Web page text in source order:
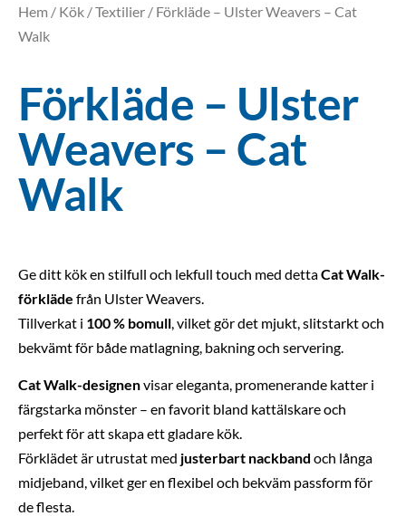
Hem / Kök /Textilier / Förkläde – Ulster Weavers – Cat
Walk
Förkläde – Ulster
Weavers – Cat
Walk
Ge ditt kök en stilfull och lekfull touch med dettaCat Walk-
förkläde från Ulster Weavers.
Tillverkat i 100 % bomull , vilket gör det mjukt, slitstarkt och
bekvämt för både matlagning, bakning och servering.
Cat Walk-designenvisar eleganta, promenerande katter i
färgstarka mönster – en favorit bland kattälskare och
perfekt för att skapa ett gladare kök.
Förklädet är utrustat med justerbart nackband och långa
midjeband, vilket ger en flexibel och bekväm passform för
de flesta.